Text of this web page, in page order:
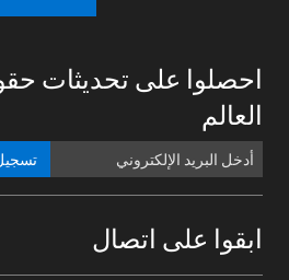
احصلوا على تحديثات
العالم
ابقوا على اتصال